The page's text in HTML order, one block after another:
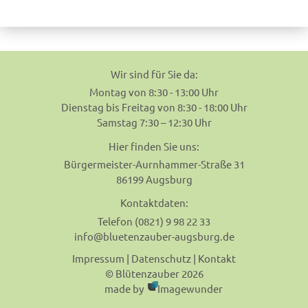
Wir sind für Sie da:
Montag von 8:30 - 13:00 Uhr
Dienstag bis Freitag von 8:30 - 18:00 Uhr
Samstag 7:30 – 12:30 Uhr
Hier finden Sie uns:
Bürgermeister-Aurnhammer-Straße 31
86199 Augsburg
Kontaktdaten:
Telefon (0821) 9 98 22 33
info@bluetenzauber-augsburg.de
Impressum | Datenschutz | Kontakt
© Blütenzauber 2026
made by
Imagewunder